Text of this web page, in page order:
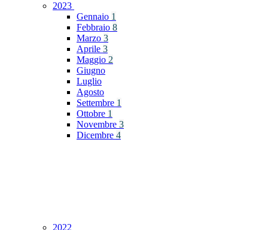
2023
Gennaio 1
Febbraio 8
Marzo 3
Aprile 3
Maggio 2
Giugno
Luglio
Agosto
Settembre 1
Ottobre 1
Novembre 3
Dicembre 4
2022